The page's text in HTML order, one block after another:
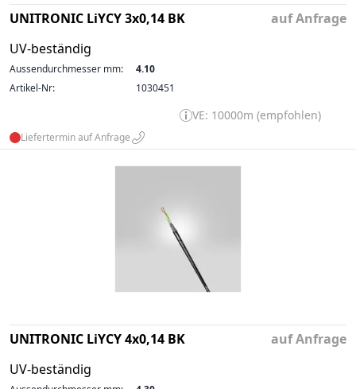
UNITRONIC LiYCY 3x0,14 BK
UV-beständig
auf Anfrage
Aussendurchmesser mm:
4.10
Artikel-Nr:
1030451
VE: 10000m (empfohlen)
Liefertermin auf Anfrage
UNITRONIC LiYCY 4x0,14 BK
UV-beständig
auf Anfrage